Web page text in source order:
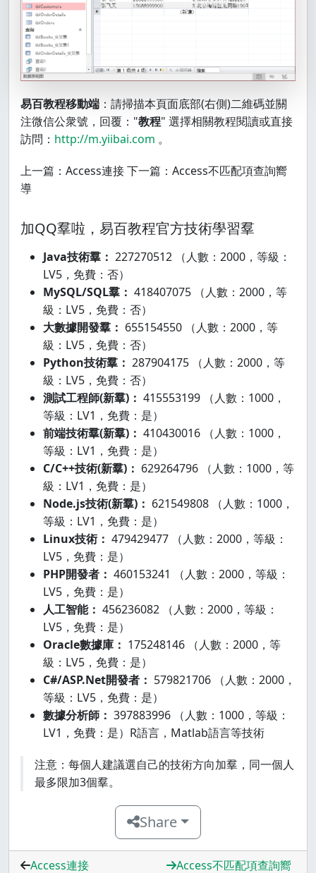
易百教程移動端 ：請掃描本頁面底部(右側)二維碼並關
注微信公衆號，回覆："教程" 選擇相關教程閱讀或直接
訪問： http://m.yiibai.com 。
上一篇：Access連接 下一篇：Access不匹配項查詢嚮
導
加QQ羣啦，易百教程官方技術學習羣
Java技術羣： 227270512 （人數：2000，等級：
LV5，免費：否）
MySQL/SQL羣： 418407075 （人數：2000，等
級：LV5，免費：否）
大數據開發羣： 655154550 （人數：2000，等
級：LV5，免費：否）
Python技術羣： 287904175 （人數：2000，等
級：LV5，免費：否）
測試工程師(新羣)： 415553199 （人數：1000，
等級：LV1，免費：是）
前端技術羣(新羣)： 410430016 （人數：1000，
等級：LV1，免費：是）
C/C++技術(新羣)： 629264796 （人數：1000，等
級：LV1，免費：是）
Node.js技術(新羣)： 621549808 （人數：1000，
等級：LV1，免費：是）
Linux技術： 479429477 （人數：2000，等級：
LV5，免費：是）
PHP開發者： 460153241 （人數：2000，等級：
LV5，免費：是）
人工智能： 456236082 （人數：2000，等級：
LV5，免費：是）
Oracle數據庫： 175248146 （人數：2000，等
級：LV5，免費：是）
C#/ASP.Net開發者： 579821706 （人數：2000，
等級：LV5，免費：是）
數據分析師： 397883996 （人數：1000，等級：
LV1，免費：是）R語言，Matlab語言等技術
注意：每個人建議選自己的技術方向加羣，同一個人
最多限加3個羣。
Share
Access連接 Access不匹配項查詢嚮